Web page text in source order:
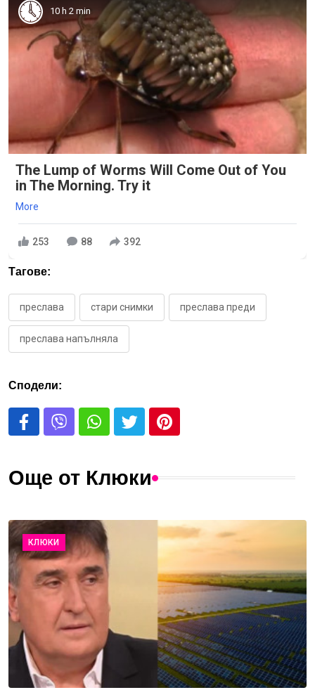
10 h 2 min
The Lump of Worms Will Come Out of You
in The Morning. Try it
More
253 88 392
Тагове:
преслава стари снимки преслава преди
преслава напълняла
Сподели:
Още от Клюки
КЛЮКИ